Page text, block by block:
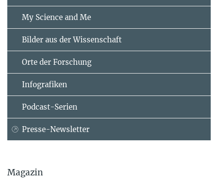
My Science and Me
Bilder aus der Wissenschaft
Orte der Forschung
Infografiken
Podcast-Serien
Presse-Newsletter
Magazin